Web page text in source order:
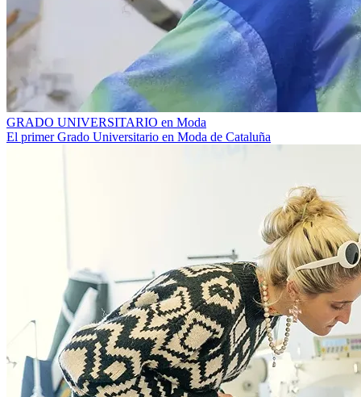
GRADO UNIVERSITARIO en Moda
El primer Grado Universitario en Moda de Cataluña